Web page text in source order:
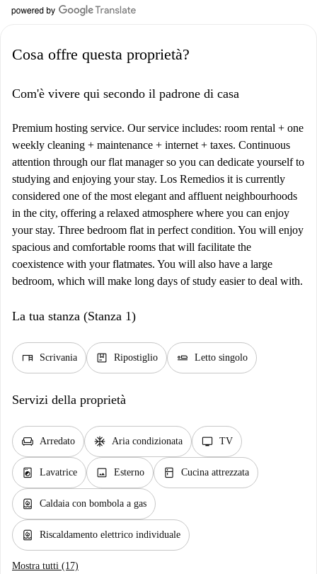
Cosa offre questa proprietà?
Com'è vivere qui secondo il padrone di casa
Premium hosting service. Our service includes: room rental + one
weekly cleaning + maintenance + internet + taxes. Continuous
attention through our flat manager so you can dedicate yourself to
studying and enjoying your stay. Los Remedios it is currently
considered one of the most elegant and affluent neighbourhoods
in the city, offering a relaxed atmosphere where you can enjoy
your stay. Three bedroom flat in perfect condition. You will enjoy
spacious and comfortable rooms that will facilitate the
coexistence with your flatmates. You will also have a large
bedroom, which will make long days of study easier to deal with.
La tua stanza (Stanza 1)
desk Scrivania package Ripostiglio airline_seat_flat Letto singolo
Servizi della proprietà
chair Arredato ac_unit Aria condizionata tv TV
local_laundry_service Lavatrice image Esterno kitchen Cucina attrezzata
water_heater Caldaia con bombola a gas
water_heater Riscaldamento elettrico individuale
Mostra tutti (17)